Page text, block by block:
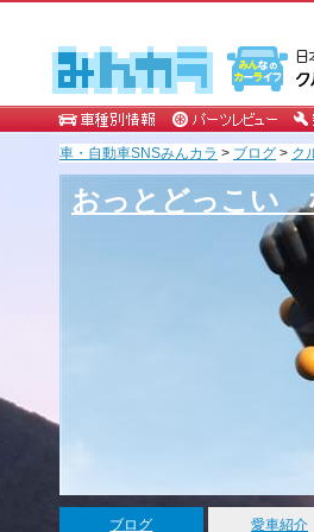
車・自動車SNSみんカラ > ブログ > ク
おっとどっこい
ブログ 愛車紹介